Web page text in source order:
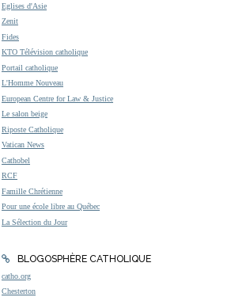
Eglises d'Asie
Zenit
Fides
KTO Télévision catholique
Portail catholique
L'Homme Nouveau
European Centre for Law & Justice
Le salon beige
Riposte Catholique
Vatican News
Cathobel
RCF
Famille Chrétienne
Pour une école libre au Québec
La Sélection du Jour
BLOGOSPHÈRE CATHOLIQUE
catho.org
Chesterton